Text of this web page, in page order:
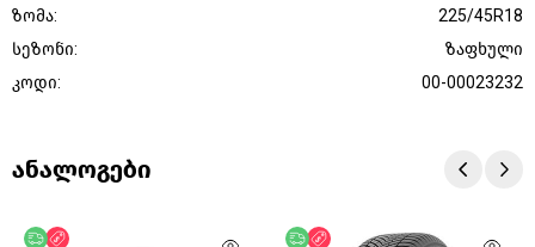
ზომა:
225/45R18
სეზონი:
ზაფხული
კოდი:
00-00023232
ანალოგები
უფასო მიწოდება უფასო მიწოდება
ფასდაკლება